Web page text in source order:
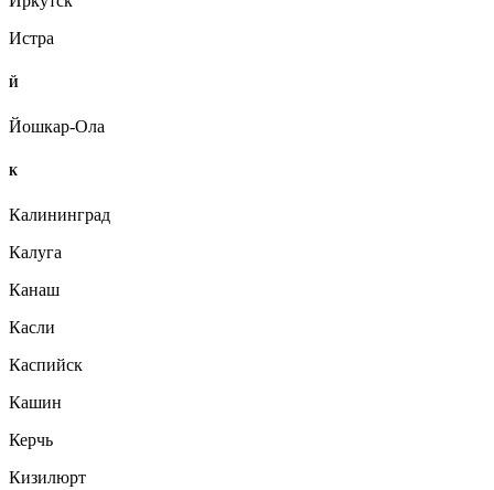
Истра
Й
Йошкар-Ола
К
Калининград
Калуга
Канаш
Касли
Каспийск
Кашин
Керчь
Кизилюрт